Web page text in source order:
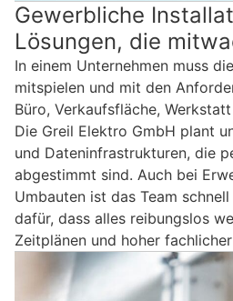
Gewerbliche
Lösungen, die
In einem Unternehmen muss
mitspielen und mit den
Büro, Verkaufsfläche,
Die Greil Elektro GmbH plant
und Dateninfrastrukturen, die
abgestimmt sind. Auch bei
Umbauten ist das Team
dafür, dass alles reibungslos
Zeitplänen und hoher